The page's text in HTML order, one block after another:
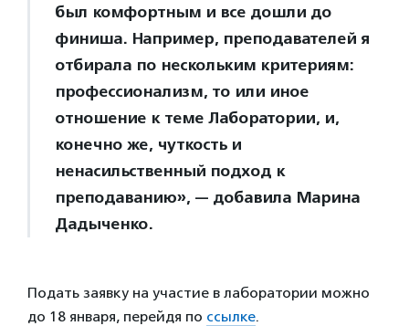
был комфортным и все дошли до
финиша. Например, преподавателей я
отбирала по нескольким критериям:
профессионализм, то или иное
отношение к теме Лаборатории, и,
конечно же, чуткость и
ненасильственный подход к
преподаванию», — добавила Марина
Дадыченко.
Подать заявку на участие в лаборатории можно
до 18 января, перейдя по ссылке.